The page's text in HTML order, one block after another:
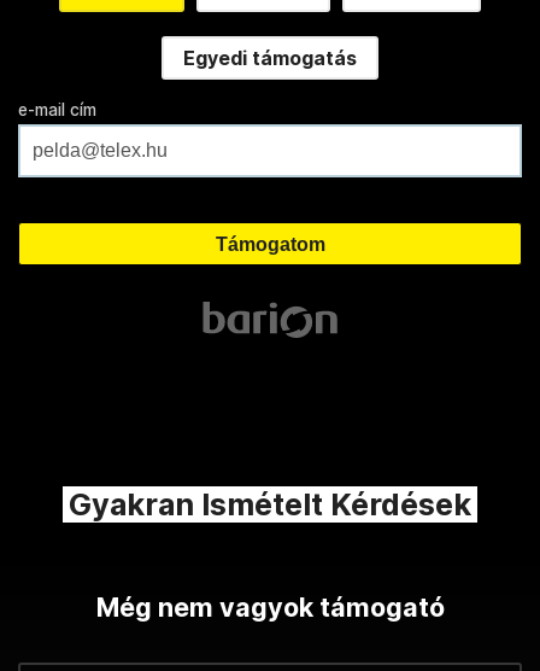
Egyedi támogatás
e-mail cím
Gyakran Ismételt Kérdések
Még nem vagyok támogató